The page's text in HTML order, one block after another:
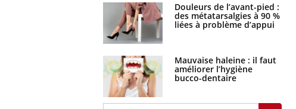
Douleurs de l’avant-pied :
des métatarsalgies à 90 %
liées à problème d’appui
Mauvaise haleine : il faut
améliorer l’hygiène
bucco-dentaire